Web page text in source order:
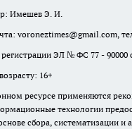
Имешев Э. И.
voroneztimes@gmail.com,
ЭЛ № ФС 77 - 90000
16+
ресурсе применяются
технологии
сбора, систематизации и